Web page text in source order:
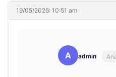
19/05/2026: 10:51 am
A admin